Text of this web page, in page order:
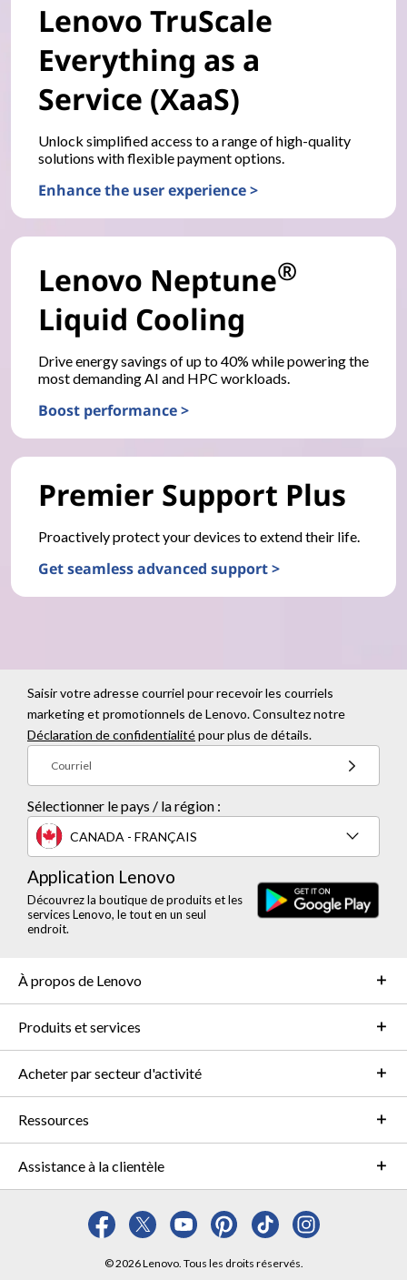
Lenovo TruScale
Everything as a
Service (XaaS)
Unlock simplified access to a range of high-quality
solutions with flexible payment options.
Enhance the user experience >
Lenovo Neptune®
Liquid Cooling
Drive energy savings of up to 40% while powering the
most demanding AI and HPC workloads.
Boost performance >
Premier Support Plus
Proactively protect your devices to extend their life.
Get seamless advanced support >
Saisir votre adresse courriel pour recevoir les courriels
marketing et promotionnels de Lenovo. Consultez notre
Déclaration de confidentialitépour plus de détails.
Courriel
Sélectionner le pays / la région :
CANADA - FRANÇAIS
Application Lenovo
Découvrez la boutique de produits et les
services Lenovo, le tout en un seul
endroit.
À propos de Lenovo
Produits et services
Acheter par secteur d'activité
Ressources
Assistance à la clientèle
© 2026 Lenovo. Tous les droits réservés.